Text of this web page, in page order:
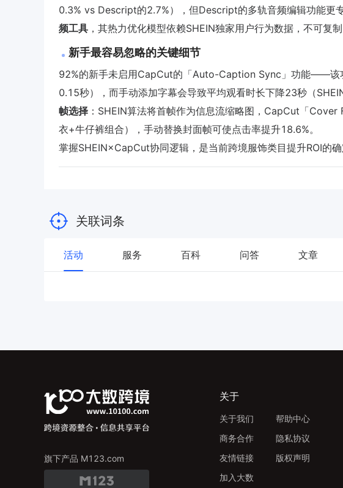
0.3% vs Descript的2.7%），但Descript的多轨音频编辑功能更
频工具 ，其热力优化模型依赖SHEIN独家用户行为数据，不可复制
新手最容易忽略的关键细节
92%的新手未启用CapCut的「Auto-Caption Sync」功能——该
0.15秒），而手动添加字幕会导致平均观看时长下降23秒（
帧选择 ：SHEIN算法将首帧作为信息流缩略图，CapCut「
衣+牛仔裤组合），手动替换封面帧可使点击率提升18.6%。
掌握SHEIN×CapCut协同逻辑，是当前跨境服饰类目提升ROI的确
关联词条
活动 服务 百科 问答 文章
旗下产品 M123.com
关于
关于我们
商务合作
友情链接
加入大数
帮助中心
隐私协议
版权声明